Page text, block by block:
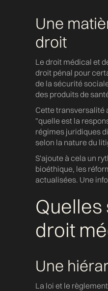
Une
droit
Le droit médical et
droit pénal pour
de la sécurité
des produits de
Cette transversalité
"quelle est la
régimes juridiques
selon la nature du
S'ajoute à cela un
bioéthique, les
actualisées. Une
droit
Une
La loi et le